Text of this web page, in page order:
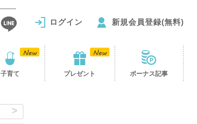
ログイン 新規会員登録(無料)
子育て プレゼント ボーナス記事